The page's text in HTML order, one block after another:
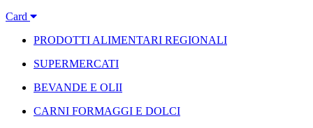
Card
PRODOTTI ALIMENTARI REGIONALI
SUPERMERCATI
BEVANDE E OLII
CARNI FORMAGGI E DOLCI